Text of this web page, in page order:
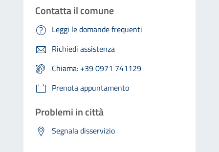
Contatta il comune
Leggi le domande frequenti
Richiedi assistenza
Chiama: +39 0971 741129
Prenota appuntamento
Problemi in città
Segnala disservizio